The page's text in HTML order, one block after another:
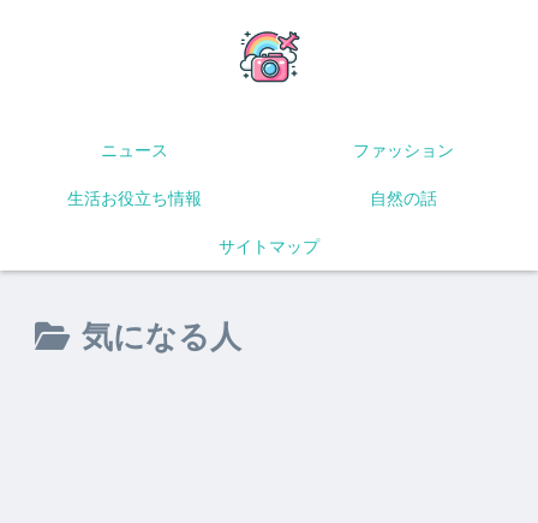
ニュース ファッション
生活お役立ち情報 自然の話
サイトマップ
気になる人